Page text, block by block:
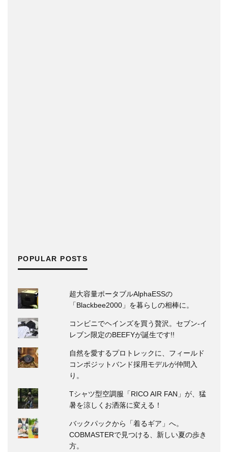
POPULAR POSTS
超大容量ポータブルAlphaESSの
「Blackbee2000」を暮らしの相棒に。
コンビニでヘインズを買う贅沢。セブン‐イ
レブン限定のBEEFYが誕生です!!
自然を愛するプロトレックに、フィールド
コンポジットバンド採用モデルが仲間入
り。
Tシャツ型空調服「RICO AIR FAN」が、猛
暑を涼しくお洒落に変える！
バックパックから「着るギア」へ。
COBMASTERで見つける、新しい夏の歩き
方。